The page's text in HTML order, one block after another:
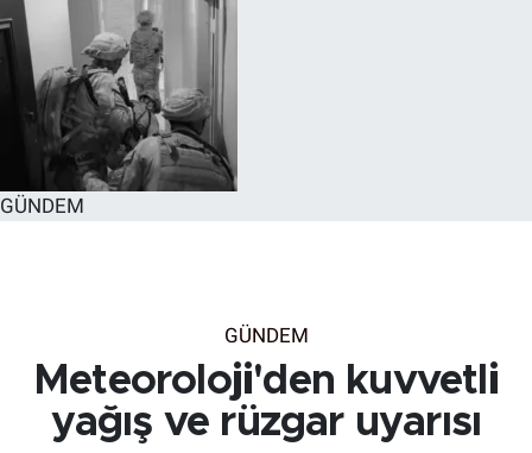
GÜNDEM
GÜNDEM
Meteoroloji'den kuvvetli
yağış ve rüzgar uyarısı